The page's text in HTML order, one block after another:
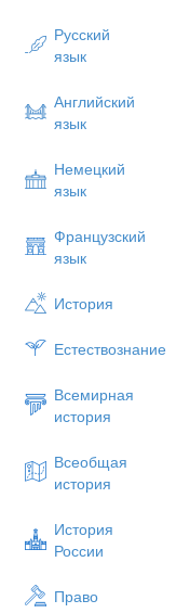
Русский
язык
Английский
язык
Немецкий
язык
Французский
язык
История
Естествознание
Всемирная
история
Всеобщая
история
История
России
Право